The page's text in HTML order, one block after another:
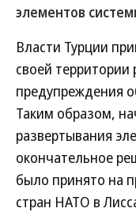
элементов
Власти Турции
своей территории
предупреждения
Таким образом,
развертывания
окончательное
было принято на
стран НАТО в